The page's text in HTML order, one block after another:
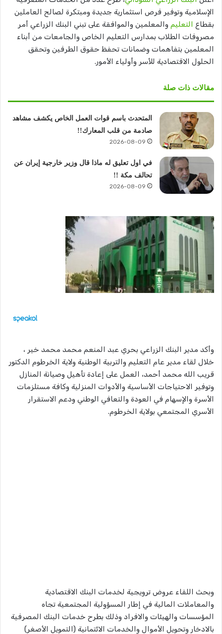
الإسلامية وتوفير فرص استثمارية جديدة ومبتكرة لصالح العاملين
بقطاع التعليم والمعلمين والموافقة على تبني البنك الزراعي أمر
مصروفات الطلاب بمدارس التعليم الخاص والجامعات من أبناء
المعلمين بتفاهمات وضمانات تحفظ حقوق الطرفين وتحقق
الحلول الاقتصادية للأسر وأولياء الأمور.
مقالات ذات صلة
المتحدث باسم قوات العمل الخاص يكشف مشاهد
صادمة من قلب المعارك!!
2026-08-09
في اول تعليق له ماذا قال وزير خارجية إيران عن
تحالف مكة !!
2026-08-09
وأكد مدير البنك الزراعي بحري عبد المنعم محمد محمد خير ،
خلال لقاء مدير عام التعليم والتربية الوطنية ولاية الخرطوم الدكتور
قريب الله محمد أحمد، العمل على إعادة تأهيل وصيانة المنازل
وتوفير الاحتياجات الأساسية والأدوات المنزلية وكافة مستلزمات
الأسرة والإسهام في العودة والتعافي الوطني ودعم الاستقرار
الأسري المجتمعي بولاية الخرطوم.
وبحث اللقاء عروض ترويجية لخدمات البنك الاقتصادية
والمعاملات المالية في إطار المسؤولية المجتمعية تجاه
المؤسسات والهيئات والافراد وذلك بطرح خدمات البنك المصرفية
بالادخار وتحويل الأموال والخدمات الائتمانية (التمويل الأصغر)